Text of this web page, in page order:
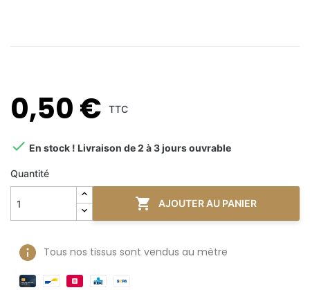
0,50 € TTC
 En stock ! Livraison de 2 à 3 jours ouvrable
Quantité
 AJOUTER AU PANIER
Tous nos tissus sont vendus au mètre